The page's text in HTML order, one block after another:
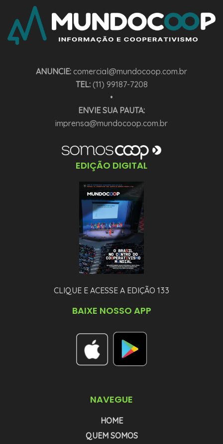
ANUNCIE: comercial@mundocoop.com.br
TEL:(11) 99187-7208
•
ENVIE SUA PAUTA:
imprensa@mundocoop.com.br
EDIÇÃO DIGITAL
CLIQUE E ACESSE A EDIÇÃO 133
BAIXE NOSSO APP
NAVEGUE
HOME
QUEM SOMOS